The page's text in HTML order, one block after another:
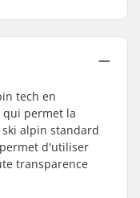
tech en
permet la
alpin standard
d'utiliser
transparence